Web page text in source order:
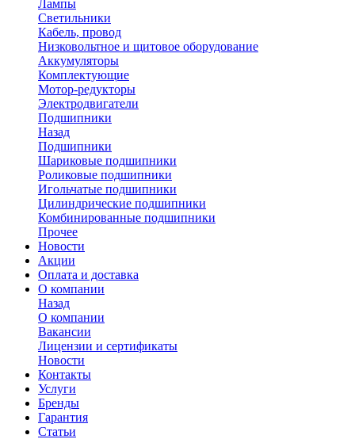
Лампы
Светильники
Кабель, провод
Низковольтное и щитовое оборудование
Аккумуляторы
Комплектующие
Мотор-редукторы
Электродвигатели
Подшипники
Назад
Подшипники
Шариковые подшипники
Роликовые подшипники
Игольчатые подшипники
Цилиндрические подшипники
Комбинированные подшипники
Прочее
Новости
Акции
Оплата и доставка
О компании
Назад
О компании
Вакансии
Лицензии и сертификаты
Новости
Контакты
Услуги
Бренды
Гарантия
Статьи